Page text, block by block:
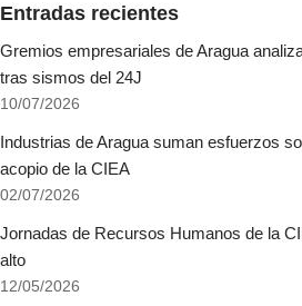
Entradas recientes
Gremios empresariales de Aragua
tras sismos del 24J
10/07/2026
Industrias de Aragua suman esfuerzos
acopio de la CIEA
02/07/2026
Jornadas de Recursos Humanos de la
alto
12/05/2026